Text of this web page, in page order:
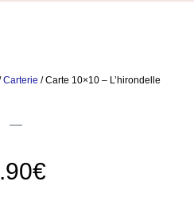
Carterie / Carte 10×10 – L’hirondelle
€